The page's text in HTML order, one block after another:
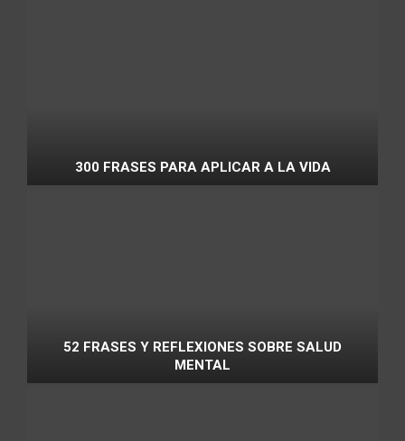
300 FRASES PARA APLICAR A LA VIDA
52 FRASES Y REFLEXIONES SOBRE SALUD
MENTAL